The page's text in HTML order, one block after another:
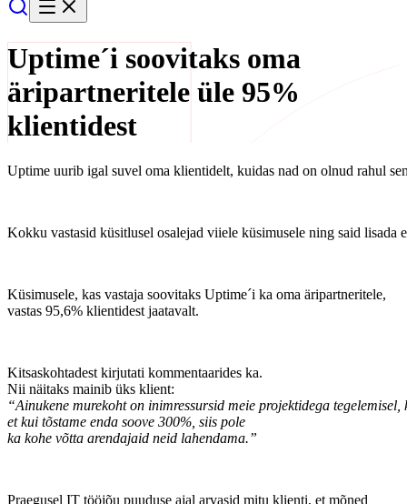
Uptime´i soovitaks oma
äripartneritele üle 95%
klientidest
Uptime uurib igal suvel oma klientidelt, kuidas nad on olnud rahul
Kokku vastasid küsitlusel osalejad viiele küsimusele ning said lisada
Küsimusele, kas vastaja soovitaks Uptime´i ka oma äripartneritele,
vastas 95,6% klientidest jaatavalt.
Kitsaskohtadest kirjutati kommentaarides ka.
Nii näitaks mainib üks klient:
“Ainukene murekoht on inimressursid meie projektidega tegelemisel,
et kui tõstame enda soove 300%, siis pole
ka kohe võtta arendajaid neid lahendama.”
Praegusel IT tööjõu puuduse ajal arvasid mitu klienti, et mõned